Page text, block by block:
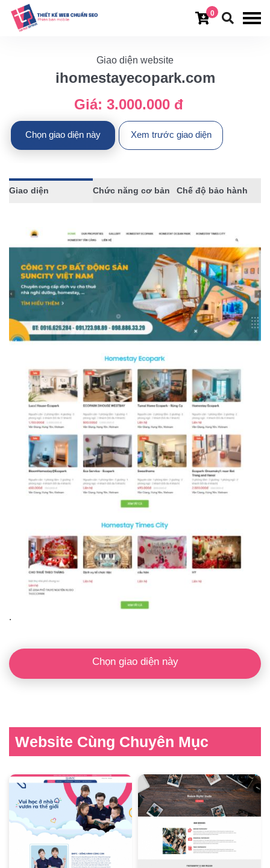
0
Giao diện website
ihomestayecopark.com
Giá: 3.000.000 đ
Chọn giao diện này Xem trước giao diện
Giao diện Chức năng cơ bản Chế độ bảo hành
.
Chọn giao diện này
Website Cùng Chuyên Mục